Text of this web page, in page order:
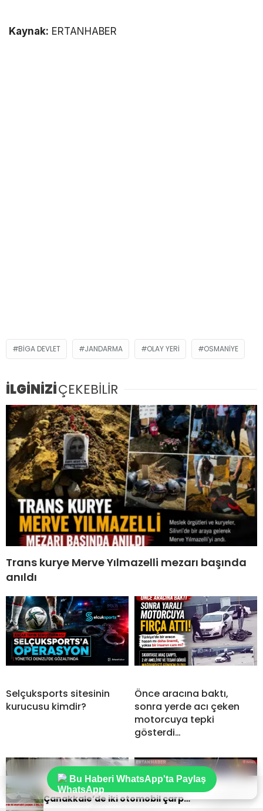
Sıradaki Haber
Çanakkale’de iki otomobil çarpıştı: 2 ölü, 3 yaralı
Kaynak: ERTANHABER
BIGA DEVLET JANDARMA OLAY YERI OSMANIYE
İLGİNİZİÇEKEBİLİR
Trans kurye Merve Yılmazelli mezarı başında
anıldı
Selçuksports sitesinin
kurucusu kimdir?
Önce aracına baktı,
sonra yerde acı çeken
motorcuya tepki
gösterdi…
Bu Haberi WhatsApp'ta Paylaş